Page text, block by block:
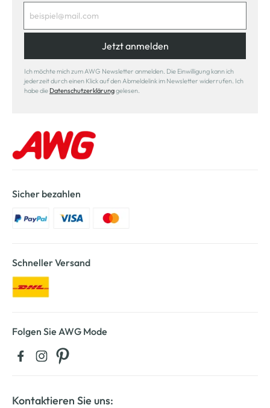
Jetzt anmelden
Ich möchte mich zum AWG Newsletter anmelden. Die Einwilligung kann ich
jederzeit durch einen Klick auf den Abmeldelink im Newsletter widerrufen. Ich
habe die Datenschutzerklärunggelesen.
Sicher bezahlen
Schneller Versand
Folgen Sie AWG Mode
Kontaktieren Sie uns: